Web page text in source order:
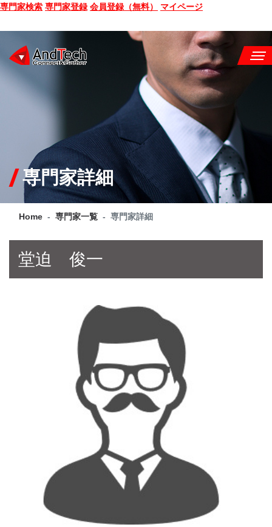
専門家検索 専門家登録 会員登録（無料） マイページ
CONSULTING
SERVICE
COMPANY
Q&A
専門家詳細
Home 専門家一覧 専門家詳細
堂迫 俊一